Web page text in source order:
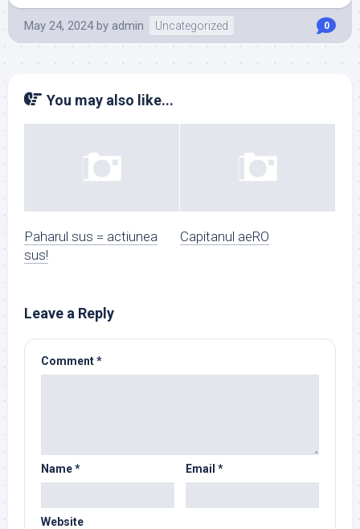
May 24, 2024 by admin Uncategorized 0
You may also like...
Paharul sus = actiunea
sus!
Capitanul aeRO
Leave a Reply
Comment*
Name* Email *
Website